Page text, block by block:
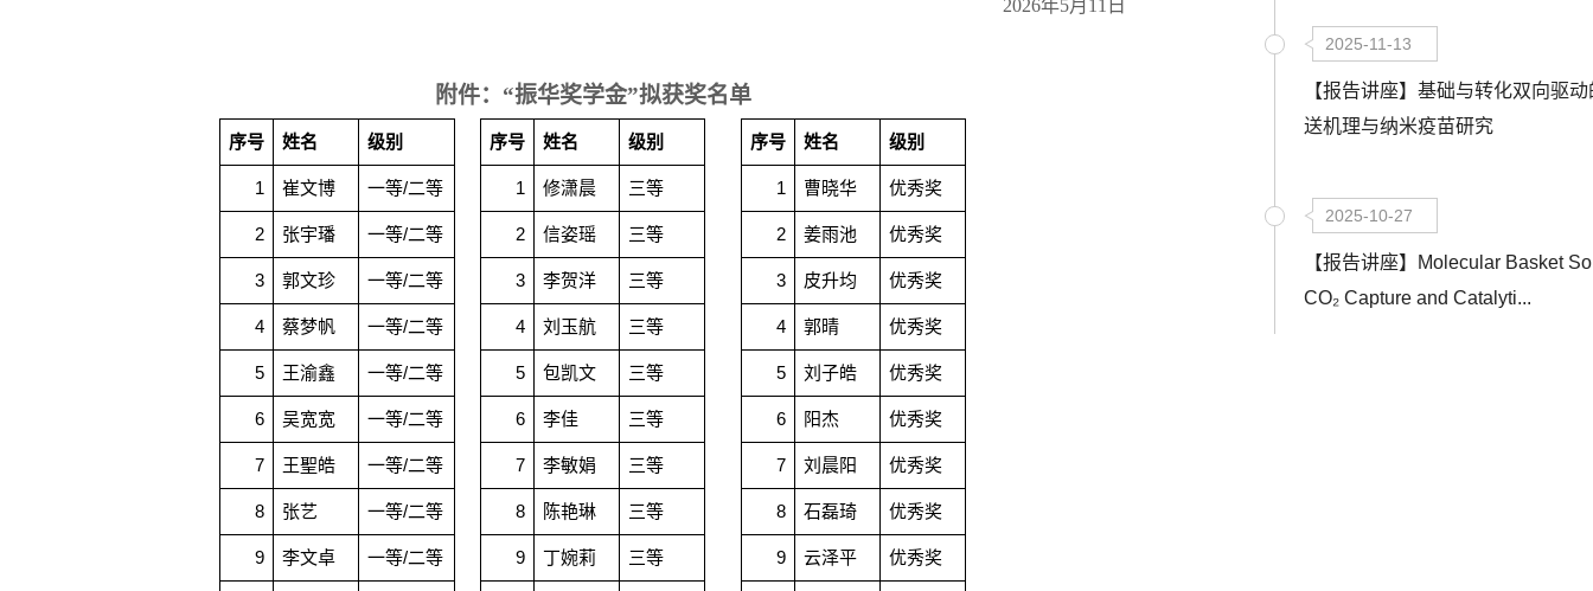
2026年5月 11 日
附件：“振华奖学金”拟获奖名单
序号 姓名 级别 序号 姓名 级别 序号 姓名 级别
1 崔文博 一等/二等 1 修潇晨 三等 1 曹晓华 优秀奖
2 张宇璠 一等/二等 2 信姿瑶 三等 2 姜雨池 优秀奖
3 郭文珍 一等/二等 3 李贺洋 三等 3 皮升均 优秀奖
4 蔡梦帆 一等/二等 4 刘玉航 三等 4 郭晴 优秀奖
5 王渝鑫 一等/二等 5 包凯文 三等 5 刘子皓 优秀奖
6 吴宽宽 一等/二等 6 李佳 三等 6 阳杰 优秀奖
7 王聖皓 一等/二等 7 李敏娟 三等 7 刘晨阳 优秀奖
8 张艺 一等/二等 8 陈艳琳 三等 8 石磊琦 优秀奖
9 李文卓 一等/二等 9 丁婉莉 三等 9 云泽平 优秀奖
2025-11-13
【报告讲座】基础与转化双向驱
送机理与纳米疫苗研究
2025-10-27
【报告讲座】Molecular Basket
CO₂ Capture and Catalyti...